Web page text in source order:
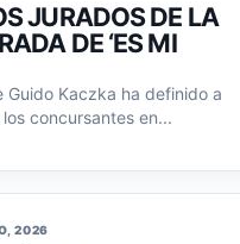
JURADOS DE LA
DE ‘ES MI
Kaczka ha definido a
concursantes en...
2026